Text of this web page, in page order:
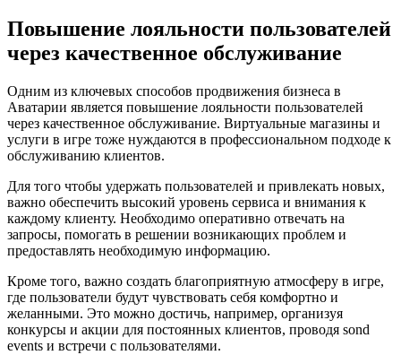
Повышение лояльности пользователей
через качественное обслуживание
Одним из ключевых способов продвижения бизнеса в
Аватарии является повышение лояльности пользователей
через качественное обслуживание. Виртуальные магазины и
услуги в игре тоже нуждаются в профессиональном подходе к
обслуживанию клиентов.
Для того чтобы удержать пользователей и привлекать новых,
важно обеспечить высокий уровень сервиса и внимания к
каждому клиенту. Необходимо оперативно отвечать на
запросы, помогать в решении возникающих проблем и
предоставлять необходимую информацию.
Кроме того, важно создать благоприятную атмосферу в игре,
где пользователи будут чувствовать себя комфортно и
желанными. Это можно достичь, например, организуя
конкурсы и акции для постоянных клиентов, проводя sond
events и встречи с пользователями.